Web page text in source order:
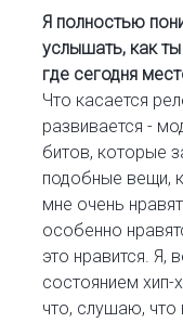
Я полностью
услышать, как
где сегодня
Что касается
развивается -
битов, которые
подобные вещи,
мне очень
особенно
это нравится. Я,
состоянием
что, слушаю, что